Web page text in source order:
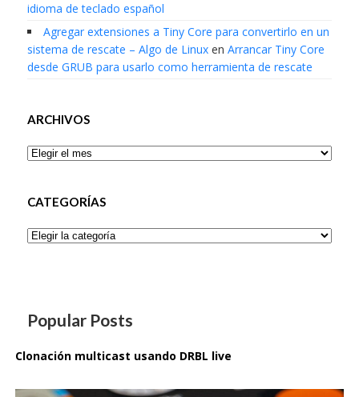
idioma de teclado español
Agregar extensiones a Tiny Core para convertirlo en un
sistema de rescate – Algo de Linuxen Arrancar Tiny Core
desde GRUB para usarlo como herramienta de rescate
ARCHIVOS
Archivos
CATEGORÍAS
Categorías
Popular Posts
Clonación multicast usando DRBL live